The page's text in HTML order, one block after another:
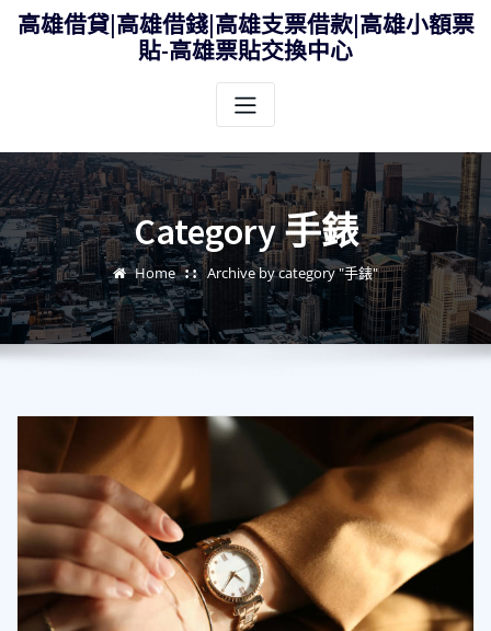
Skip高雄借貸|高雄借錢|高雄支票借款|高雄小額票
貼-高雄票貼交換中心
Category 手錶
Home Archive by category "手錶"